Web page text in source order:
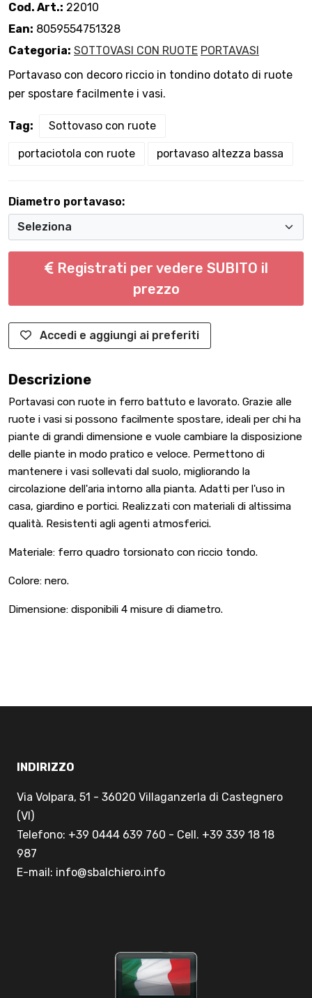
Cod. Art.: 22010
Ean: 8059554751328
Categoria: SOTTOVASI CON RUOTE PORTAVASI
Portavaso con decoro riccio in tondino dotato di ruote
per spostare facilmente i vasi.
Tag: Sottovaso con ruote
portaciotola con ruote portavaso altezza bassa
Diametro portavaso:
Registrati per vedere SUBITO il
prezzo
Accedi e aggiungi ai preferiti
Descrizione
Portavasi con ruote in ferro battuto e lavorato. Grazie alle
ruote i vasi si possono facilmente spostare, ideali per chi ha
piante di grandi dimensione e vuole cambiare la disposizione
delle piante in modo pratico e veloce. Permettono di
mantenere i vasi sollevati dal suolo, migliorando la
circolazione dell'aria intorno alla pianta. Adatti per l'uso in
casa, giardino e portici. Realizzati con materiali di altissima
qualità. Resistenti agli agenti atmosferici.
Materiale: ferro quadro torsionato con riccio tondo.
Colore: nero.
Dimensione: disponibili 4 misure di diametro.
INDIRIZZO
Via Volpara, 51 - 36020 Villaganzerla di Castegnero
(VI)
Telefono: +39 0444 639 760 - Cell. +39 339 18 18
987
E-mail: info@sbalchiero.info